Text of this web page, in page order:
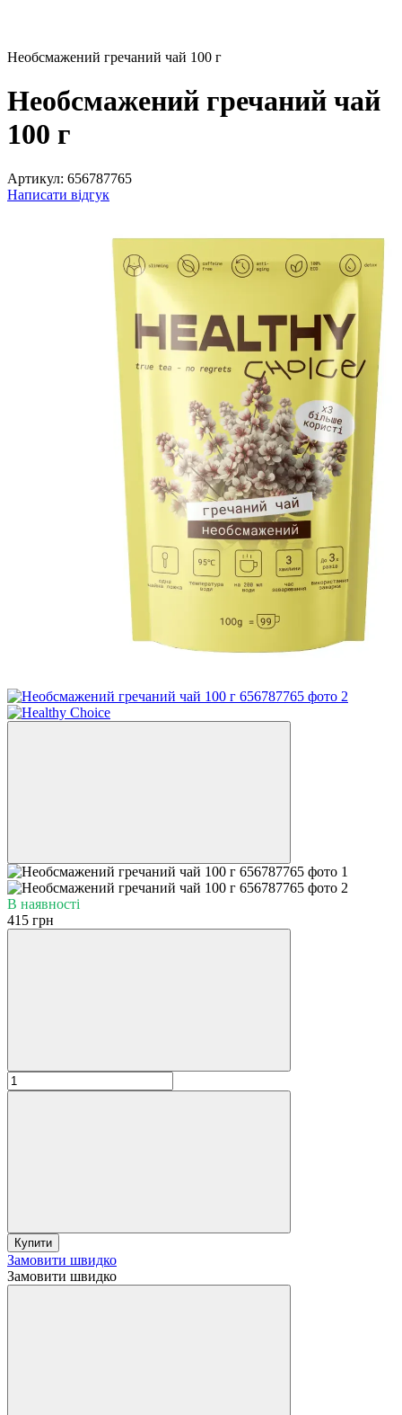
Необсмажений гречаний чай 100 г
Необсмажений гречаний чай
100 г
Артикул: 656787765
Написати відгук
В наявності
415 грн
Купити
Замовити швидко
Замовити швидко